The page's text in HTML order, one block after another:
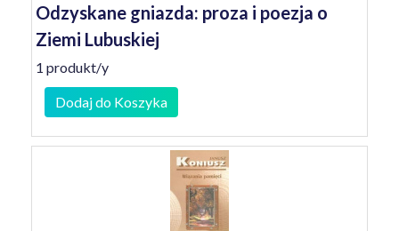
Odzyskane gniazda: proza i poezja o
Ziemi Lubuskiej
1 produkt/y
Dodaj do Koszyka